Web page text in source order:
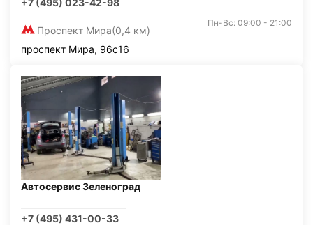
+7 (495) 023-42-98
Проспект Мира(0,4 км)
Пн-Вс: 09:00 - 21:00
проспект Мира, 96с16
Автосервис Зеленоград
+7 (495) 431-00-33